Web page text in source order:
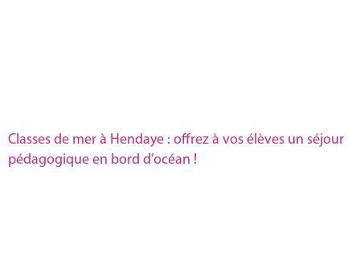
Classes de mer à Hendaye : offrez à vos élèves un séjour
pédagogique en bord d’océan !